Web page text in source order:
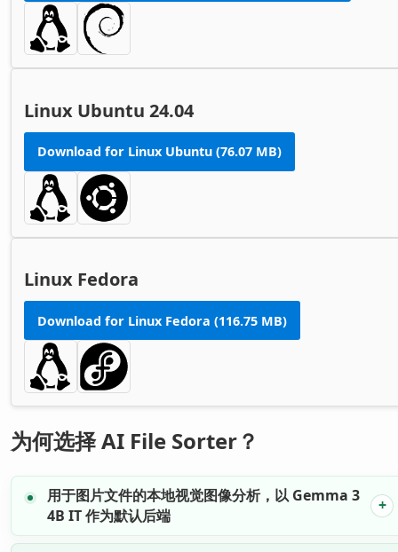
Linux Ubuntu 24.04
Download for Linux Ubuntu (76.07 MB)
Linux Fedora
Download for Linux Fedora (116.75 MB)
为何选择 AI File Sorter？
用于图片文件的本地视觉图像分析，以 Gemma 3
4B IT 作为默认后端